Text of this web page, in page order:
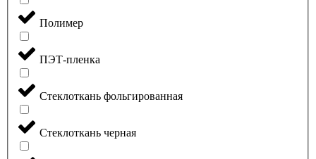
Полимер
ПЭТ-пленка
Стеклоткань фольгированная
Стеклоткань черная